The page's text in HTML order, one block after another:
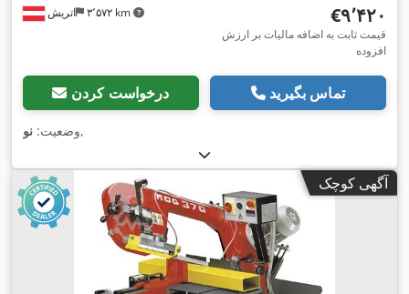
اتریش ۳٬۵۷۲ km ‎€۹٬۴۲۰
قیمت ثابت به اضافه مالیات بر ارزش
افزوده
درخواست کردن تماس بگیرید
وضعیت: نو ,
آگهی کوچک